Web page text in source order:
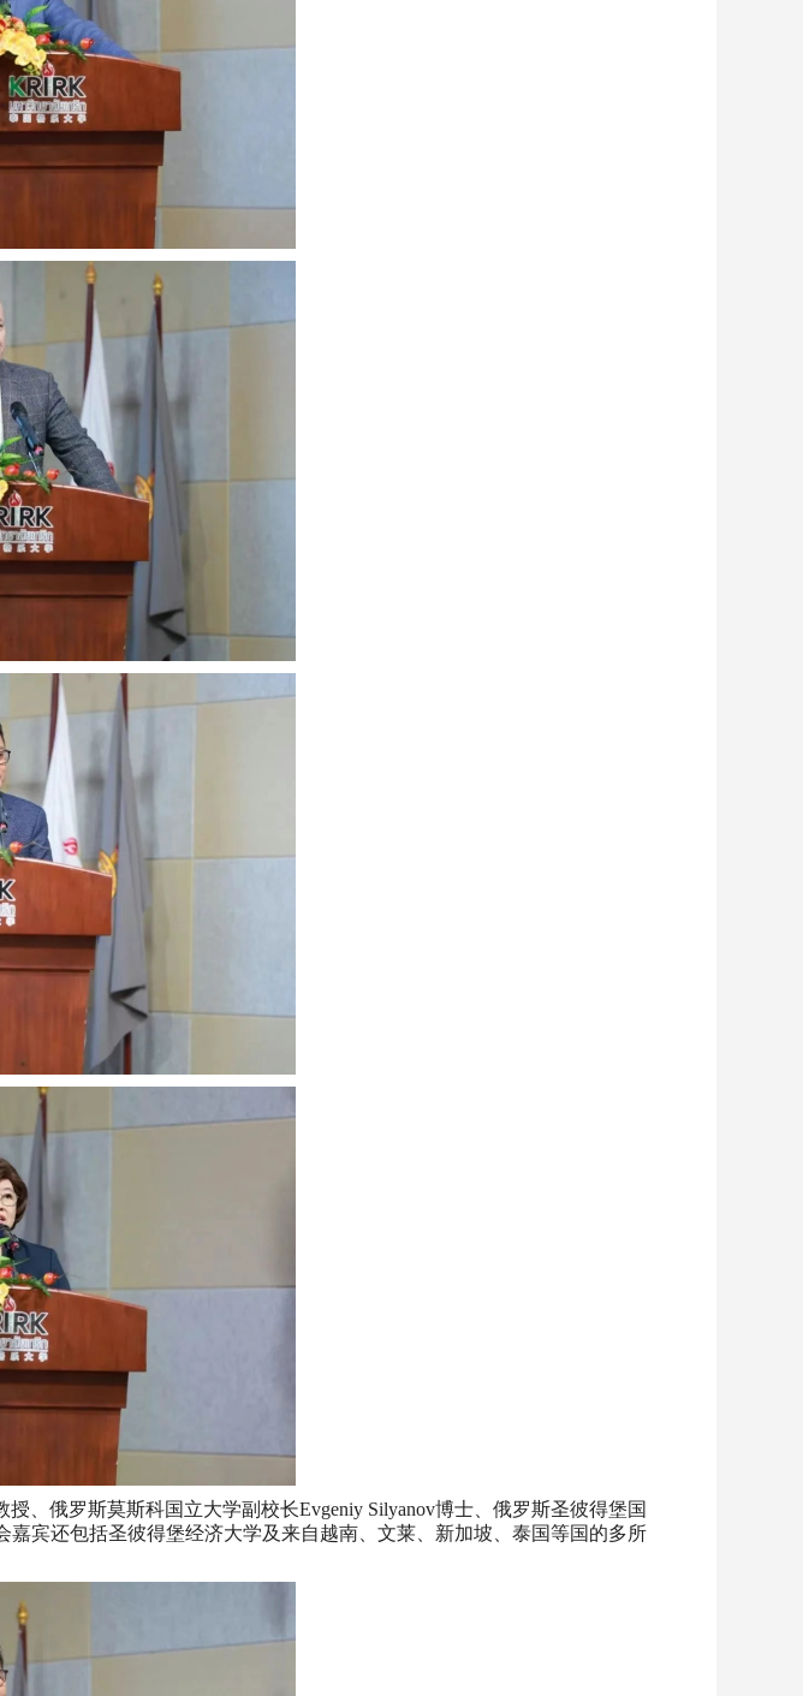
、俄罗斯莫斯科国立大学副校长Evgeniy Silyanov博士、俄罗斯圣彼得堡国
宾还包括圣彼得堡经济大学及来自越南、文莱、新加坡、泰国等国的多所